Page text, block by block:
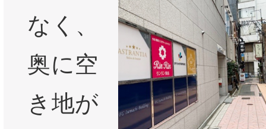
なく、
奥に空
き地が